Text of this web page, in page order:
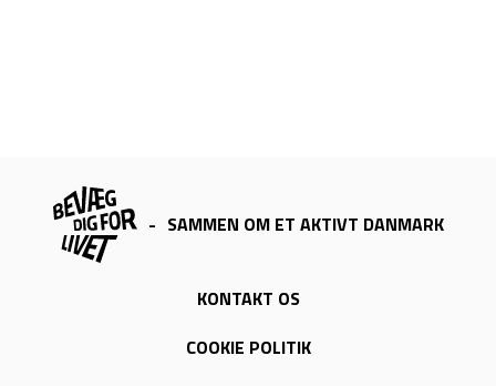
- SAMMEN OM ET AKTIVT DANMARK
KONTAKT OS
COOKIE POLITIK